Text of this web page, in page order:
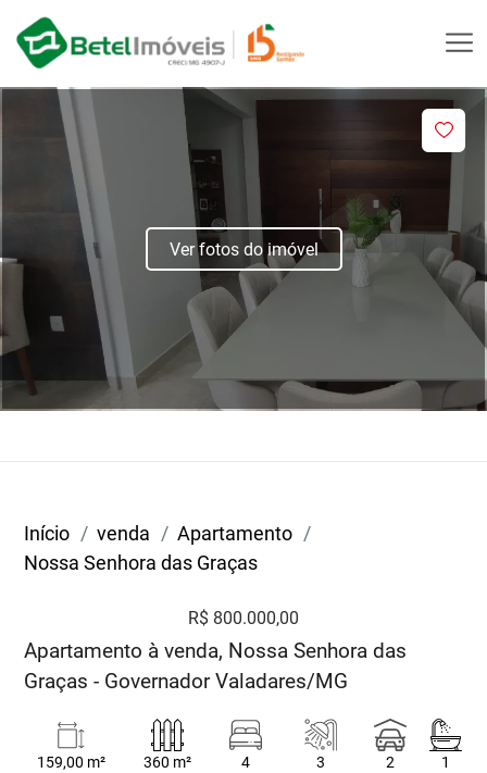
Ver fotos do imóvel
Início venda
Apartamento
Nossa Senhora das Graças
R$ 800.000,00
Apartamento à venda, Nossa Senhora das
Graças - Governador Valadares/MG
159,00 m²
360 m²
4
3
2
1